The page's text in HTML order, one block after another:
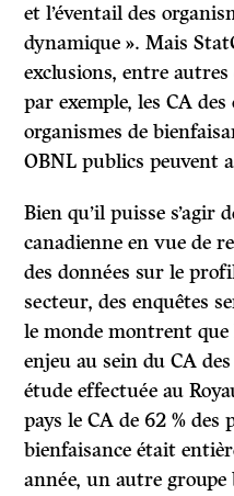
et l’éventail des
dynamique ». Mais
exclusions, entre
par exemple, les CA des
organismes de
OBNL publics peuvent
Bien qu’il puisse s’agir
canadienne en vue de
des données sur le
secteur, des enquêtes
le monde montrent
enjeu au sein du CA
étude effectuée au
pays le CA de 62 %
bienfaisance était
année, un autre